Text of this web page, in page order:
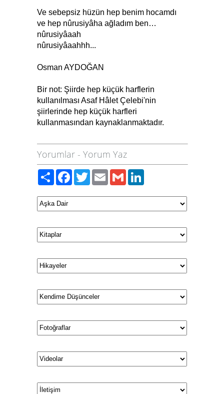
Ve sebepsiz hüzün hep benim hocamdı
ve hep nûrusiyâha ağladım ben…
nûrusiyâaah
nûrusiyâaahhh...
Osman AYDOĞAN
Bir not: Şiirde hep küçük harflerin
kullanılması Asaf Hâlet Çelebi'nin
şiirlerinde hep küçük harfleri
kullanmasından kaynaklanmaktadır.
Yorumlar - Yorum Yaz
PaylaşFacebook
TwitterEmailGmail